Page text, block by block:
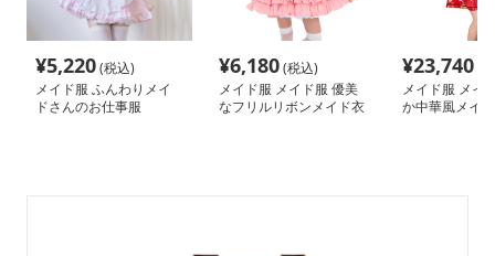
¥5,220(税込)
メイド服 ふんわりメイ
ドさんのお仕事服
¥6,180(税込)
メイド服 メイド服 優美
なフリルリボンメイド衣
¥23,740
メイド服 メイ
か中華風メイ